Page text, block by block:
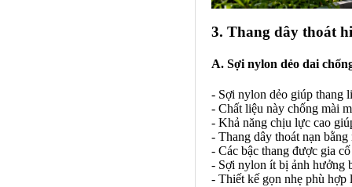
3. Thang dây thoát
A. Sợi nylon dẻo dai
- Sợi nylon dẻo giúp thang
- Chất liệu này chống mài
- Khả năng chịu lực cao
- Thang dây thoát nạn
- Các bậc thang được gia
- Sợi nylon ít bị ảnh hưởng
- Thiết kế gọn nhẹ phù hợp